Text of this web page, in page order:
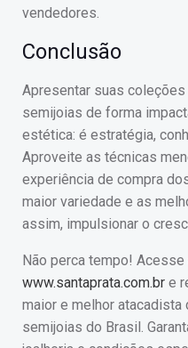
vendedores.
Conclusão
Apresentar suas
semijoias de forma
estética: é estratégia,
Aproveite as técnicas
experiência de compra
maior variedade e as
assim, impulsionar o
Não perca tempo! Acesse
www.santaprata.com.br e
maior e melhor atacadista
semijoias do Brasil.